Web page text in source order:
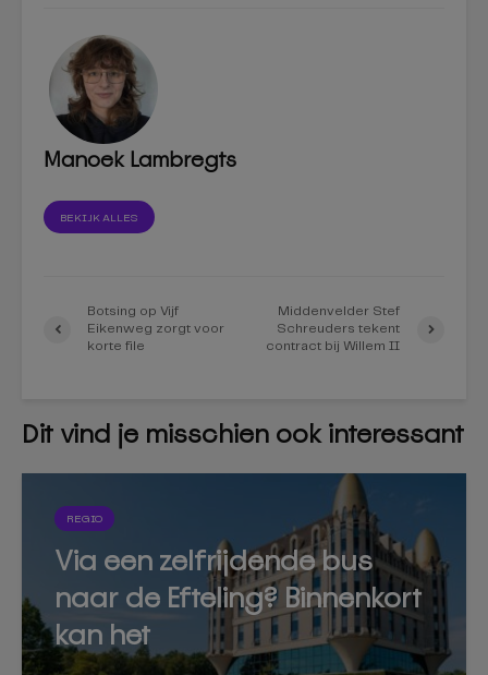
Manoek Lambregts
BEKIJK ALLES
Botsing op Vijf
Eikenweg zorgt voor
korte file
Middenvelder Stef
Schreuders tekent
contract bij Willem II
Dit vind je misschien ook interessant
REGIO
Via een zelfrijdende bus
naar de Efteling? Binnenkort
kan het